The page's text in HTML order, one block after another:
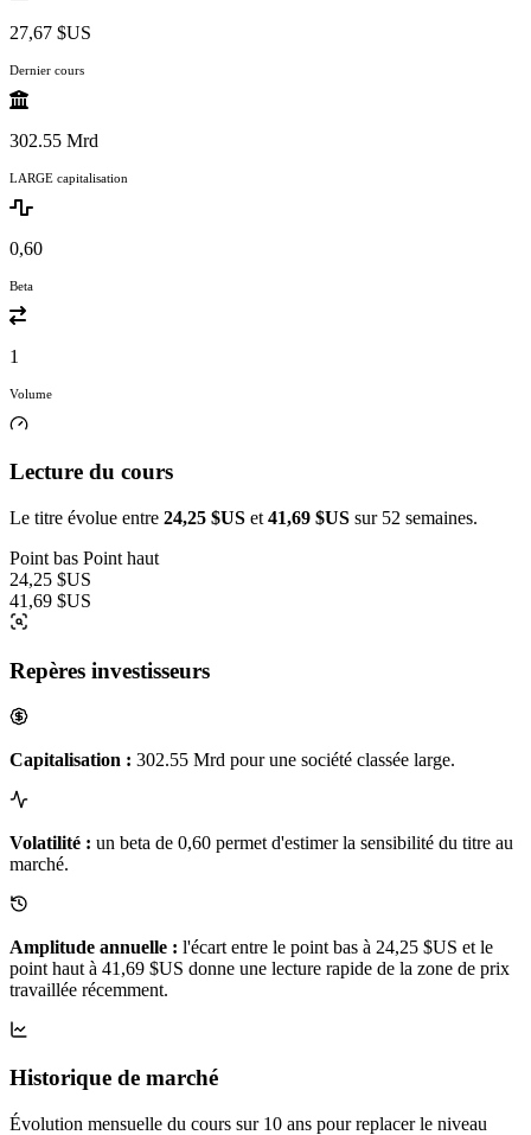
27,67 $US
Dernier cours
302.55 Mrd
LARGE capitalisation
0,60
Beta
1
Volume
Lecture du cours
Le titre évolue entre 24,25 $US et 41,69 $US sur 52 semaines.
Point bas Point haut
24,25 $US
41,69 $US
Repères investisseurs
Capitalisation : 302.55 Mrd pour une société classée large.
Volatilité : un beta de 0,60 permet d'estimer la sensibilité du titre au
marché.
Amplitude annuelle : l'écart entre le point bas à 24,25 $US et le
point haut à 41,69 $US donne une lecture rapide de la zone de prix
travaillée récemment.
Historique de marché
Évolution mensuelle du cours sur 10 ans pour replacer le niveau